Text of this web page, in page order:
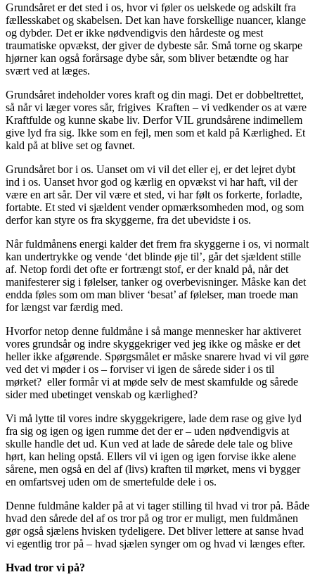
Grundsåret er det sted i os, hvor vi føler os uelskede og adskilt fra
fællesskabet og skabelsen. Det kan have forskellige nuancer, klange
og dybder. Det er ikke nødvendigvis den hårdeste og mest
traumatiske opvækst, der giver de dybeste sår. Små torne og skarpe
hjørner kan også forårsage dybe sår, som bliver betændte og har
svært ved at læges.
Grundsåret indeholder vores kraft og din magi. Det er dobbeltrettet,
så når vi læger vores sår, frigives Kraften – vi vedkender os at være
Kraftfulde og kunne skabe liv. Derfor VIL grundsårene indimellem
give lyd fra sig. Ikke som en fejl, men som et kald på Kærlighed. Et
kald på at blive set og favnet.
Grundsåret bor i os. Uanset om vi vil det eller ej, er det lejret dybt
ind i os. Uanset hvor god og kærlig en opvækst vi har haft, vil der
være en art sår. Der vil være et sted, vi har følt os forkerte, forladte,
fortabte. Et sted vi sjældent vender opmærksomheden mod, og som
derfor kan styre os fra skyggerne, fra det ubevidste i os.
Når fuldmånens energi kalder det frem fra skyggerne i os, vi normalt
kan undertrykke og vende ‘det blinde øje til’, går det sjældent stille
af. Netop fordi det ofte er fortrængt stof, er der knald på, når det
manifesterer sig i følelser, tanker og overbevisninger. Måske kan det
endda føles som om man bliver ‘besat’ af følelser, man troede man
for længst var færdig med.
Hvorfor netop denne fuldmåne i så mange mennesker har aktiveret
vores grundsår og indre skyggekriger ved jeg ikke og måske er det
heller ikke afgørende. Spørgsmålet er måske snarere hvad vi vil gøre
ved det vi møder i os – forviser vi igen de sårede sider i os til
mørket? eller formår vi at møde selv de mest skamfulde og sårede
sider med ubetinget venskab og kærlighed?
Vi må lytte til vores indre skyggekrigere, lade dem rase og give lyd
fra sig og igen og igen rumme det der er – uden nødvendigvis at
skulle handle det ud. Kun ved at lade de sårede dele tale og blive
hørt, kan heling opstå. Ellers vil vi igen og igen forvise ikke alene
sårene, men også en del af (livs) kraften til mørket, mens vi bygger
en omfartsvej uden om de smertefulde dele i os.
Denne fuldmåne kalder på at vi tager stilling til hvad vi tror på. Både
hvad den sårede del af os tror på og tror er muligt, men fuldmånen
gør også sjælens hvisken tydeligere. Det bliver lettere at sanse hvad
vi egentlig tror på – hvad sjælen synger om og hvad vi længes efter.
Hvad tror vi på?